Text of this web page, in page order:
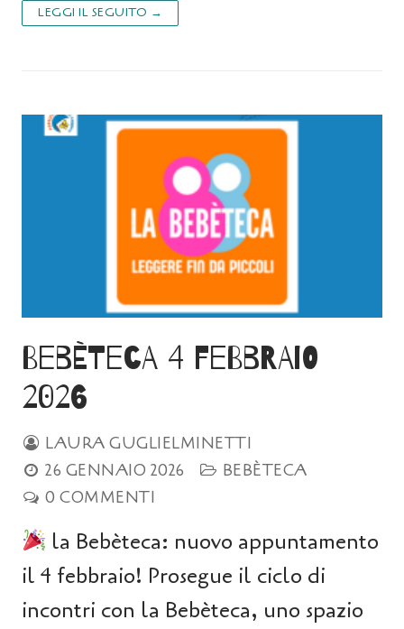
LEGGI IL SEGUITO →
Bebèteca 4 febbraio
2026
LAURA GUGLIELMINETTI
26 GENNAIO 2026
BEBÈTECA
0 COMMENTI
la Bebèteca: nuovo appuntamento
il 4 febbraio! Prosegue il ciclo di
incontri con la Bebèteca, uno spazio